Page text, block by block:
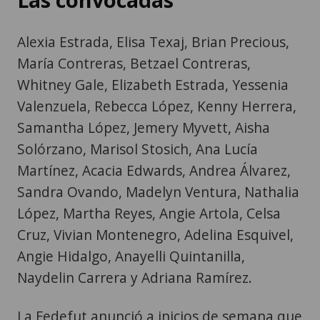
Alexia Estrada, Elisa Texaj, Brian Precious,
María Contreras, Betzael Contreras,
Whitney Gale, Elizabeth Estrada, Yessenia
Valenzuela, Rebecca López, Kenny Herrera,
Samantha López, Jemery Myvett, Aisha
Solórzano, Marisol Stosich, Ana Lucía
Martínez, Acacia Edwards, Andrea Álvarez,
Sandra Ovando, Madelyn Ventura, Nathalia
López, Martha Reyes, Angie Artola, Celsa
Cruz, Vivian Montenegro, Adelina Esquivel,
Angie Hidalgo, Anayelli Quintanilla,
Naydelin Carrera y Adriana Ramírez.